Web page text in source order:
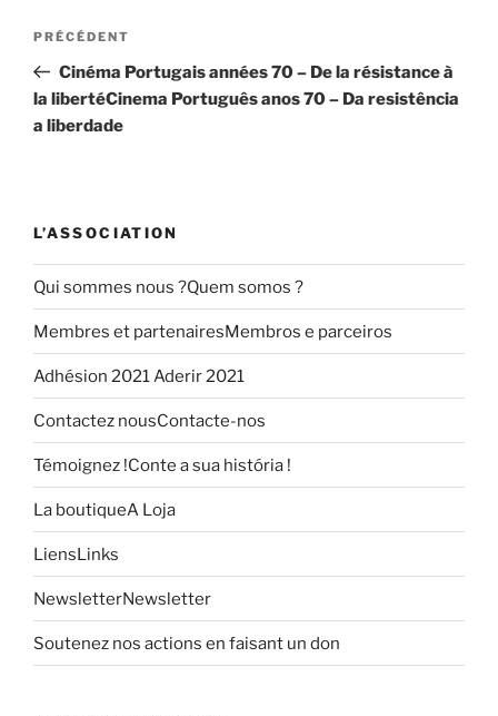
Navigation
l’article
Article
précédent
PRÉCÉDENT
Cinéma Portugais années 70 – De la résistance à
la libertéCinema Português anos 70 – Da resistência
a liberdade
L’ASSOCIATION
Qui sommes nous ?Quem somos ?
Membres et partenairesMembros e parceiros
Adhésion 2021Aderir 2021
Contactez nousContacte-nos
Témoignez !Conte a sua história !
La boutiqueA Loja
LiensLinks
NewsletterNewsletter
Soutenez nos actions en faisant un don